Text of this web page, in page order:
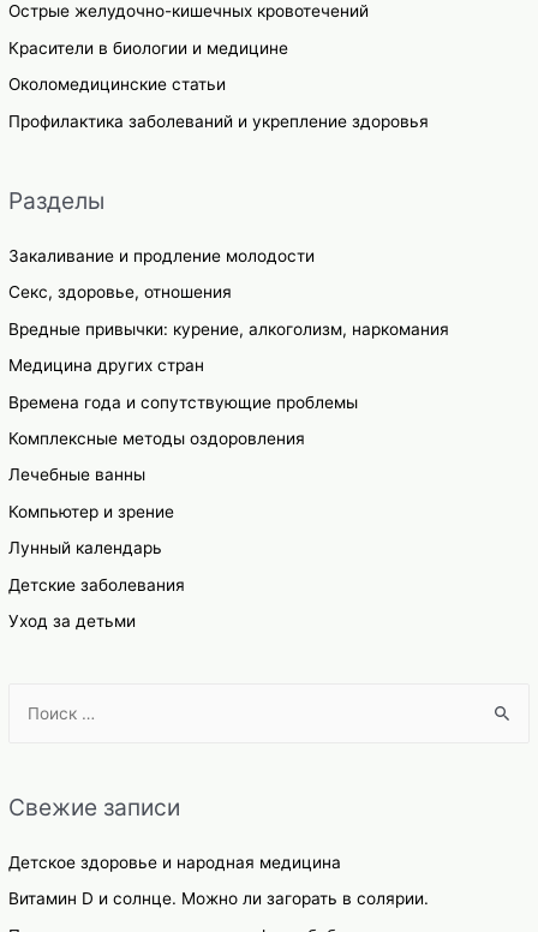
Острые желудочно-кишечных кровотечений
Красители в биологии и медицине
Околомедицинские статьи
Профилактика заболеваний и укрепление здоровья
Разделы
Закаливание и продление молодости
Секс, здоровье, отношения
Вредные привычки: курение, алкоголизм, наркомания
Медицина других стран
Времена года и сопутствующие проблемы
Комплексные методы оздоровления
Лечебные ванны
Компьютер и зрение
Лунный календарь
Детские заболевания
Уход за детьми
r
h
f
o
Свежие записи
Детское здоровье и народная медицина
Витамин D и солнце. Можно ли загорать в солярии.